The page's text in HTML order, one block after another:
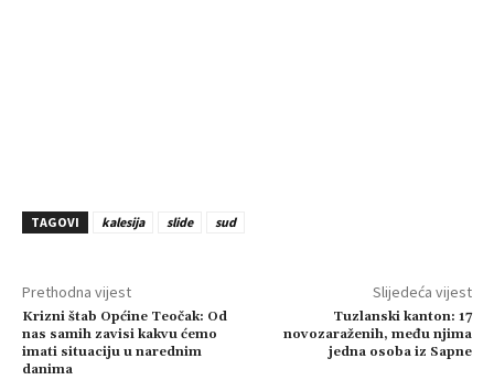
TAGOVI kalesija slide sud
Prethodna vijest
Krizni štab Općine Teočak: Od
nas samih zavisi kakvu ćemo
imati situaciju u narednim
danima
Slijedeća vijest
Tuzlanski kanton: 17
novozaraženih, među njima
jedna osoba iz Sapne